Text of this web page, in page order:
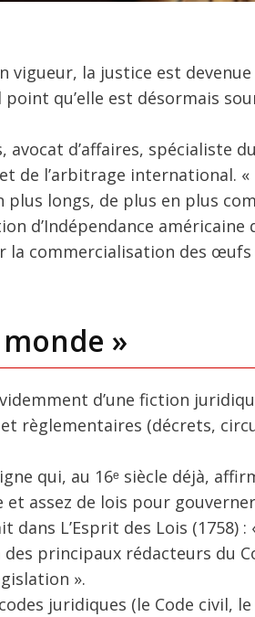
vigueur, la justice est
qu’elle est désormais
avocat d’affaires, spécialiste
de l’arbitrage international. «
longs, de plus en plus
d’Indépendance
la commercialisation des œufs
»
d’une fiction
règlementaires (décrets,
qui, au 16ᵉ siècle déjà,
assez de lois pour
dans L’Esprit des Lois (1758) :
principaux rédacteurs du
».
juridiques (le Code civil, le